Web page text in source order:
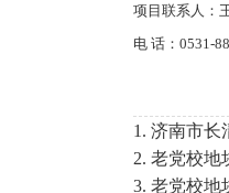
项目联系人：
电 话：0531-
1. 济南市长
2. 老党校地
3. 老党校地